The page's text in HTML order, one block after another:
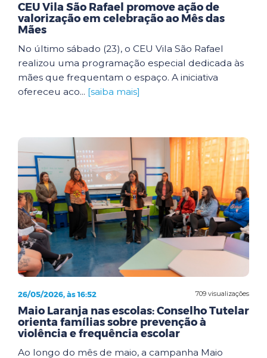
CEU Vila São Rafael promove ação de
valorização em celebração ao Mês das
Mães
No último sábado (23), o CEU Vila São Rafael
realizou uma programação especial dedicada às
mães que frequentam o espaço. A iniciativa
ofereceu aco... [saiba mais]
709 visualizações
26/05/2026, às 16:52
Maio Laranja nas escolas: Conselho Tutelar
orienta famílias sobre prevenção à
violência e frequência escolar
Ao longo do mês de maio, a campanha Maio